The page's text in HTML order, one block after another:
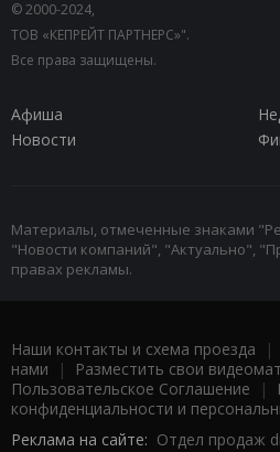
© 2000-2024,
ТОВ «КЕПРЕЙТ ПАРТНЕРС»".
Все права защищены.
Афиша
Новости
Материалы, отмеченные знаками
"Новости компаний", "Актуально",
правах рекламы.
Наши контакты и схема проезда |
нами | Разместить свои
Пользовательское Соглашение |
конфиденциальности и
Реклама на сайте: Отдел продаж